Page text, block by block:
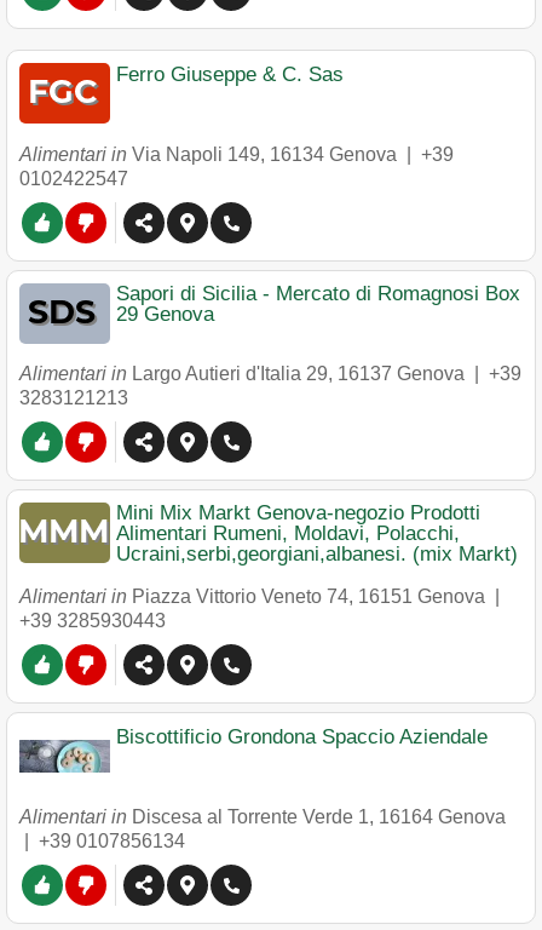
Ferro Giuseppe & C. Sas
Alimentari in Via Napoli 149, 16134 Genova
+39
0102422547
Sapori di Sicilia - Mercato di Romagnosi Box
29 Genova
Alimentari in Largo Autieri d'Italia 29, 16137 Genova
+39
3283121213
Mini Mix Markt Genova-negozio Prodotti
Alimentari Rumeni, Moldavi, Polacchi,
Ucraini,serbi,georgiani,albanesi. (mix Markt)
Alimentari in Piazza Vittorio Veneto 74, 16151 Genova
+39 3285930443
Biscottificio Grondona Spaccio Aziendale
Alimentari in Discesa al Torrente Verde 1, 16164 Genova
+39 0107856134